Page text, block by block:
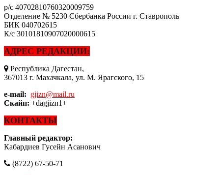
р/с 40702810760320009759
Отделение № 5230 Сбербанка России г. Ставрополь
БИК 040702615
К/с 30101810907020000615
АДРЕС РЕДАКЦИИ:
Республика Дагестан,
367013 г. Махачкала, ул. М. Ярагского, 15
e-mail: gjizn@mail.ru
Скайп: +dagjizn1+
КОНТАКТЫ
Главный редактор:
Кабардиев Гусейн Асанович
(8722) 67-50-71